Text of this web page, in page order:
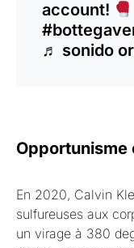
account!
♬ sonido
Opportunisme
En 2020, Calvin
sulfureuses aux
un virage à 380